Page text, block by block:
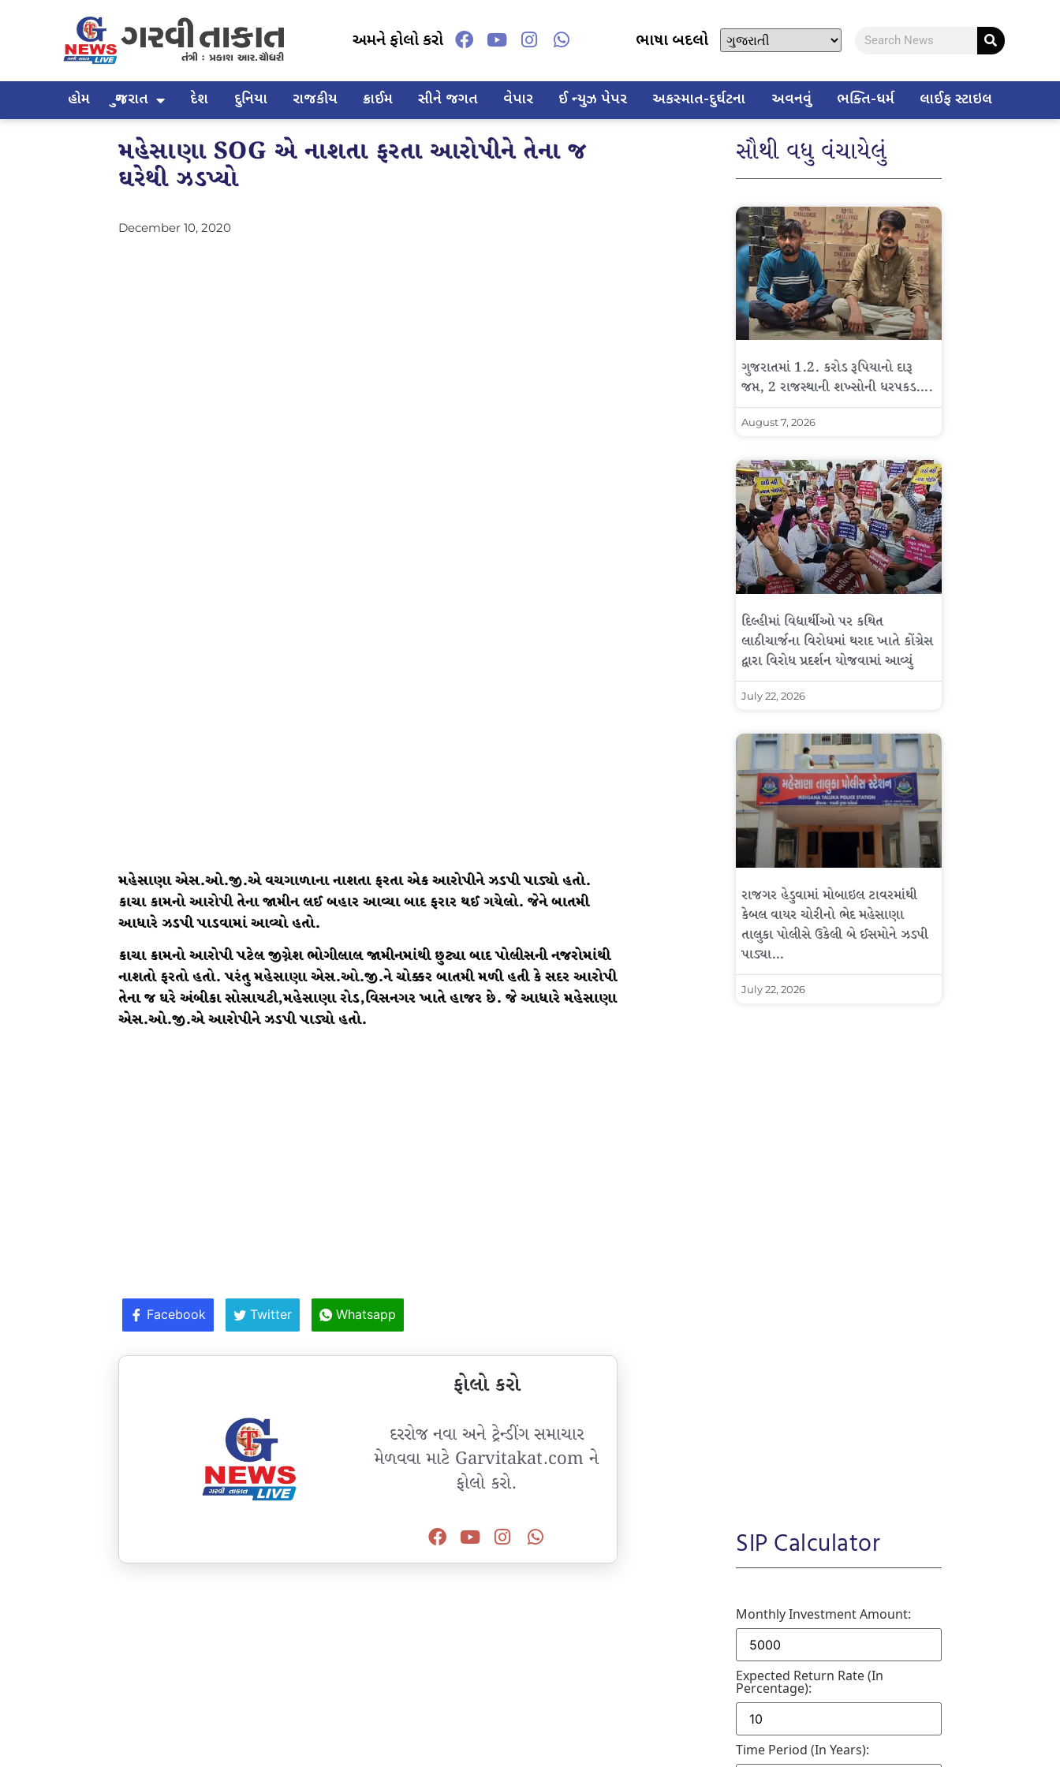
અમને ફોલો કરો ભાષા બદલો
હોમ ગુજરાત દેશ દુનિયા રાજકીય ક્રાઈમ સીને જગત વેપાર ઈ ન્યુઝ પેપર અકસ્માત-દુર્ઘટના અવનવું ભક્તિ-ધર્મ લાઈફ સ્ટાઇલ
મહેસાણા SOG એ નાશતા ફરતા આરોપીને તેના જ
ઘરેથી ઝડપ્યો
December 10, 2020
મહેસાણા એસ.ઓ.જી.એ વચગાળાના નાશતા ફરતા એક આરોપીને ઝડપી પાડ્યો હતો.
કાચા કામનો આરોપી તેના જામીન લઈ બહાર આવ્યા બાદ ફરાર થઈ ગયેલો. જેને બાતમી
આધારે ઝડપી પાડવામાં આવ્યો હતો.
કાચા કામનો આરોપી પટેલ જીગ્નેશ ભોગીલાલ જામીનમાંથી છુટ્યા બાદ પોલીસની નજરોમાંથી
નાશતો ફરતો હતો. પરંતુ મહેસાણા એસ.ઓ.જી.ને ચોક્કર બાતમી મળી હતી કે સદર આરોપી
તેના જ ઘરે અંબીકા સોસાયટી,મહેસાણા રોડ,વિસનગર ખાતે હાજર છે. જે આધારે મહેસાણા
એસ.ઓ.જી.એ આરોપીને ઝડપી પાડ્યો હતો.
Facebook Twitter Whatsapp
ફોલો કરો
દરરોજ નવા અને ટ્રેન્ડીંગ સમાચાર
મેળવવા માટે Garvitakat.com ને
ફોલો કરો.
સૌથી વધુ વંચાયેલું
ગુજરાતમાં 1.2. કરોડ રૂપિયાનો દારૂ
જપ્ત, 2 રાજસ્થાની શખ્સોની ધરપકડ….
August 7, 2026
દિલ્હીમાં વિદ્યાર્થીઓ પર કથિત
લાઠીચાર્જના વિરોધમાં થરાદ ખાતે કોંગ્રેસ
દ્વારા વિરોધ પ્રદર્શન યોજવામાં આવ્યું
July 22, 2026
રાજગર હેડુવામાં મોબાઇલ ટાવરમાંથી
કેબલ વાયર ચોરીનો ભેદ મહેસાણા
તાલુકા પોલીસે ઉકેલી બે ઈસમોને ઝડપી
પાડ્યા…
July 22, 2026
SIP Calculator
Monthly Investment Amount:
Expected Return Rate (in
Percentage):
Time Period (in Years):